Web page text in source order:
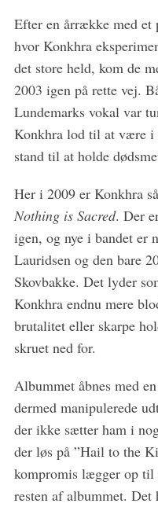
Efter en årrække med
hvor Konkhra
det store held, kom de
2003 igen på rette vej.
Lundemarks vokal var
Konkhra lod til at være
stand til at holde
Her i 2009 er Konkhra
Nothing is Sacred. Der
igen, og nye i bandet er
Lauridsen og den bare
Skovbakke. Det lyder
Konkhra endnu mere
brutalitet eller skarpe
skruet ned for.
Albummet åbnes med
dermed manipulerede
der ikke sætter ham i
der løs på ”Hail to the
kompromis lægger op til
resten af albummet. Det
e
a
r
f
o
: